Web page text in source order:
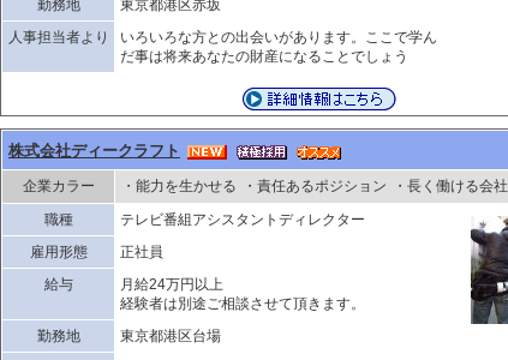
勤務地
東京都港区赤坂
人事担当者より
いろいろな方との出会いがあります。ここで学ん
だ事は将来あなたの財産になることでしょう
株式会社ディークラフト
企業カラー ・能力を生かせる ・責任あるポジション
・長く働ける会社
職種
テレビ番組アシスタントディレクター
雇用形態
正社員
給与
月給24万円以上
経験者は別途ご相談させて頂きます。
勤務地
東京都港区台場